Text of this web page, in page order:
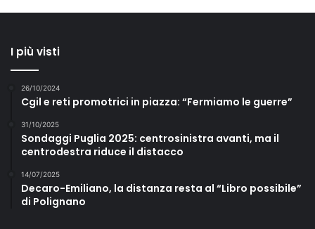
I più visti
26/10/2024
Cgil e reti promotrici in piazza: “Fermiamo le guerre”
31/10/2025
Sondaggi Puglia 2025: centrosinistra avanti, ma il
centrodestra riduce il distacco
14/07/2025
Decaro-Emiliano, la distanza resta al “Libro possibile”
di Polignano